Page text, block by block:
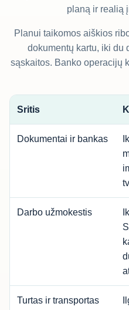
planą ir realią
Planui taikomos aiškios
dokumentų kartu, iki du
sąskaitos. Banko operacijų
Sritis
Dokumentai ir bankas
Darbo užmokestis
Turtas ir transportas